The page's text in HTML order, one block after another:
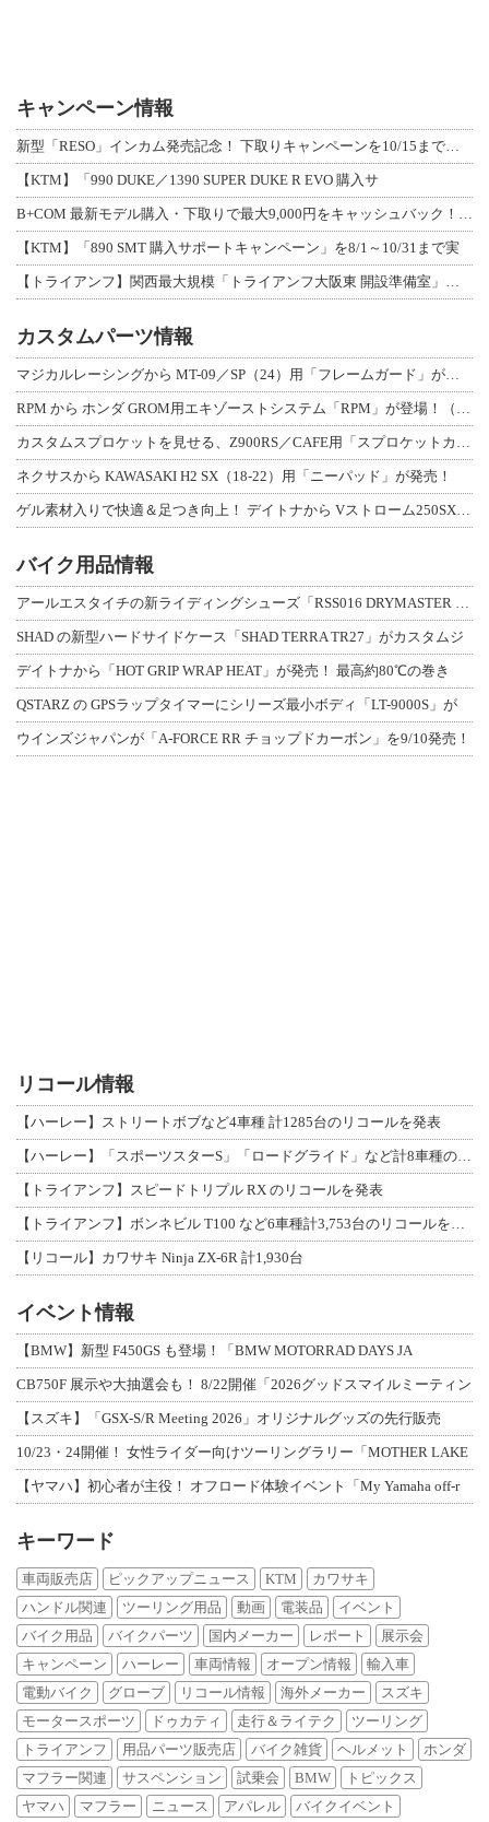
キャンペーン情報
新型「RESO」インカム発売記念！ 下取りキャンペーンを10/15まで延長して開
【KTM】「990 DUKE／1390 SUPER DUKE R EVO 購入サ
B+COM 最新モデル購入・下取りで最大9,000円をキャッシュバック！「B+F
【KTM】「890 SMT 購入サポートキャンペーン」を8/1～10/31まで実
【トライアンフ】関西最大規模「トライアンフ大阪東 開設準備室」がオープン！ 限定
カスタムパーツ情報
マジカルレーシングから MT-09／SP（24）用「フレームガード」が登場！
RPM から ホンダ GROM用エキゾーストシステム「RPM」が登場！（動画あり
カスタムスプロケットを見せる、Z900RS／CAFE用「スプロケットカバーフルキ
ネクサスから KAWASAKI H2 SX（18-22）用「ニーパッド」が発売！
ゲル素材入りで快適＆足つき向上！ デイトナから Vストローム250SX用「快適ロ
バイク用品情報
アールエスタイチの新ライディングシューズ「RSS016 DRYMASTER スト
SHAD の新型ハードサイドケース「SHAD TERRA TR27」がカスタムジ
デイトナから「HOT GRIP WRAP HEAT」が発売！ 最高約80℃の巻き
QSTARZ の GPSラップタイマーにシリーズ最小ボディ「LT-9000S」が
ウインズジャパンが「A-FORCE RR チョップドカーボン」を9/10発売！
リコール情報
【ハーレー】ストリートボブなど4車種 計1285台のリコールを発表
【ハーレー】「スポーツスターS」「ロードグライド」など計8車種のリコールを発表
【トライアンフ】スピードトリプル RX のリコールを発表
【トライアンフ】ボンネビル T100 など6車種計3,753台のリコールを発表
【リコール】カワサキ Ninja ZX-6R 計1,930台
イベント情報
【BMW】新型 F450GS も登場！「BMW MOTORRAD DAYS JA
CB750F 展示や大抽選会も！ 8/22開催「2026グッドスマイルミーティン
【スズキ】「GSX-S/R Meeting 2026」オリジナルグッズの先行販売
10/23・24開催！ 女性ライダー向けツーリングラリー「MOTHER LAKE
【ヤマハ】初心者が主役！ オフロード体験イベント「My Yamaha off-r
キーワード
車両販売店 ピックアップニュース KTM
カワサキ
ハンドル関連
ツーリング用品 動画 電装品
イベント
バイク用品
バイクパーツ 国内メーカー レポート
展示会
キャンペーン
ハーレー 車両情報 オープン情報
輸入車
電動バイク
グローブ リコール情報 海外メーカー
スズキ
モータースポーツ
ドゥカティ 走行＆ライテク
ツーリング
トライアンフ
用品パーツ販売店 バイク雑貨 ヘルメット
ホンダ
マフラー関連
サスペンション 試乗会 BMW
トピックス
ヤマハ
マフラー ニュース アパレル バイクイベント